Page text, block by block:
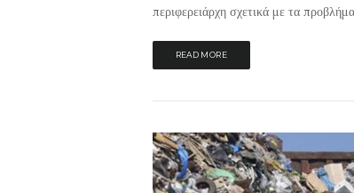
περιφερειάρχη σχετικά με τα
READ MORE